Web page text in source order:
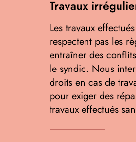
Travaux
Les travaux
respectent pas les
entraîner des
le syndic. Nous
droits en cas de
pour exiger des
travaux effectués